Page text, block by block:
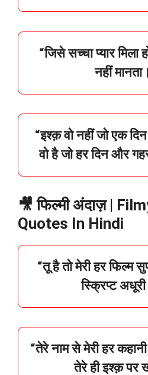
“जिसेसच्चाप्यारमिला
नहीं
“इश्क़वोनहींजोएक
वोहैजोहरदिनऔर
🎥 फिल्मी अंदाज़ |
Quotes In Hindi
“तूहैतोमेरीहरफिल्म
स्क्रिप्टअधूरी
“तेरेनामसेमेरीहर
तेरेहीइश्क़पर